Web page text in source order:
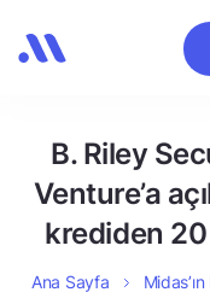
B. Riley
Venture’a
krediden
Ana Sayfa